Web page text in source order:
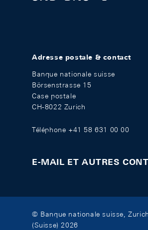
Adresse postale & contact
Banque nationale suisse
Börsenstrasse 15
Case postale
CH-8022 Zurich
Téléphone +41 58 631 00 00
E-MAIL ET AUTRES
© Banque nationale suisse, Zurich
(Suisse) 2026